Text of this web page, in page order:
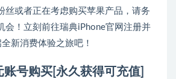
丝或者正在考虑购买苹果产品，请务
会！立刻前往瑞典iPhone官网注册并
新消费体验之旅吧！
号购买[永久获得可充值]